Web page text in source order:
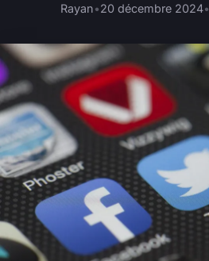
Rayan•20 décembre 2024•